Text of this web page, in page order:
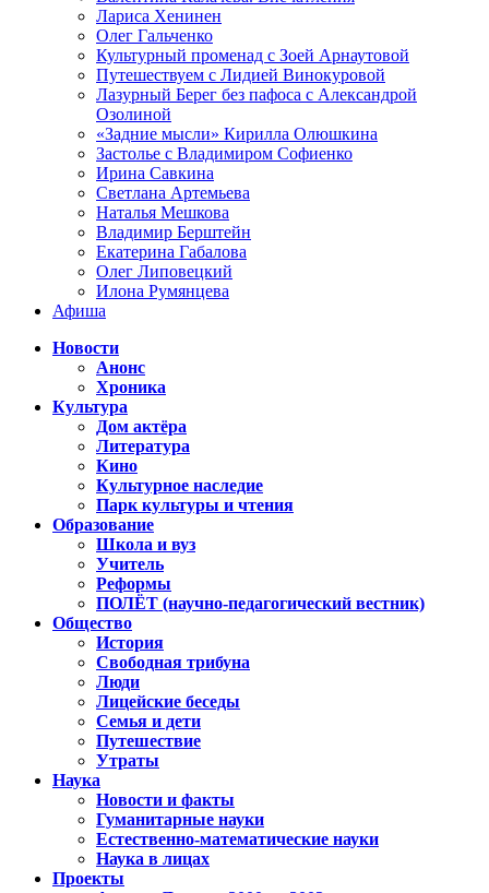
Лариса Хенинен
Олег Гальченко
Культурный променад с Зоей Арнаутовой
Путешествуем с Лидией Винокуровой
Лазурный Берег без пафоса с Александрой
Озолиной
«Задние мысли» Кирилла Олюшкина
Застолье с Владимиром Софиенко
Ирина Савкина
Светлана Артемьева
Наталья Мешкова
Владимир Берштейн
Екатерина Габалова
Олег Липовецкий
Илона Румянцева
Афиша
Новости
Анонс
Хроника
Культура
Дом актёра
Литература
Кино
Культурное наследие
Парк культуры и чтения
Образование
Школа и вуз
Учитель
Реформы
ПОЛЁТ (научно-педагогический вестник)
Общество
История
Свободная трибуна
Люди
Лицейские беседы
Семья и дети
Путешествие
Утраты
Наука
Новости и факты
Гуманитарные науки
Естественно-математические науки
Наука в лицах
Проекты